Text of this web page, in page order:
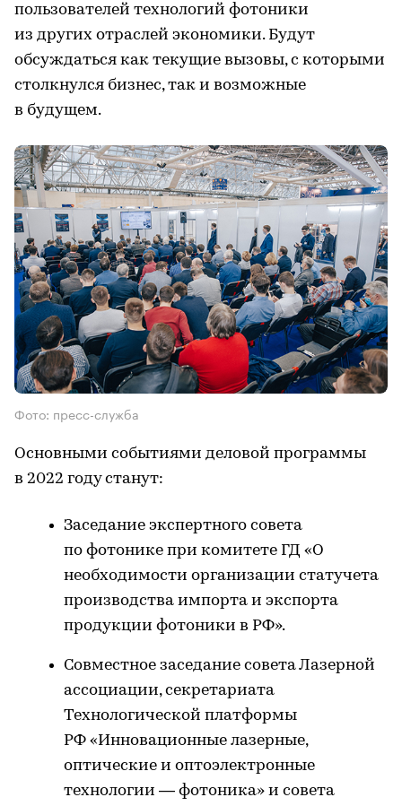
пользователей технологий фотоники
из других отраслей экономики. Будут
обсуждаться как текущие вызовы, с которыми
столкнулся бизнес, так и возможные
в будущем.
Фото: пресс-служба
Основными событиями деловой программы
в 2022 году станут:
Заседание экспертного совета
по фотонике при комитете ГД «О
необходимости организации статучета
производства импорта и экспорта
продукции фотоники в РФ».
Совместное заседание совета Лазерной
ассоциации, секретариата
Технологической платформы
РФ «Инновационные лазерные,
оптические и оптоэлектронные
технологии — фотоника» и совета